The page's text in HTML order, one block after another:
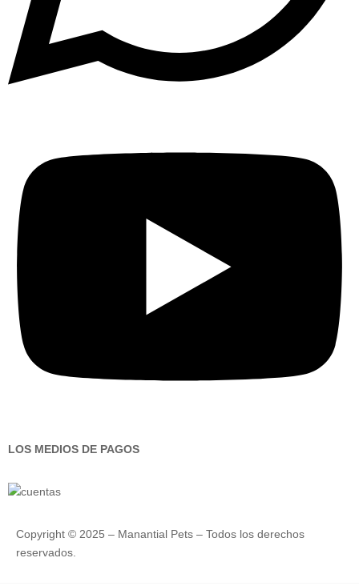
LOS MEDIOS DE PAGOS
Copyright © 2025 – Manantial Pets – Todos los derechos
reservados.